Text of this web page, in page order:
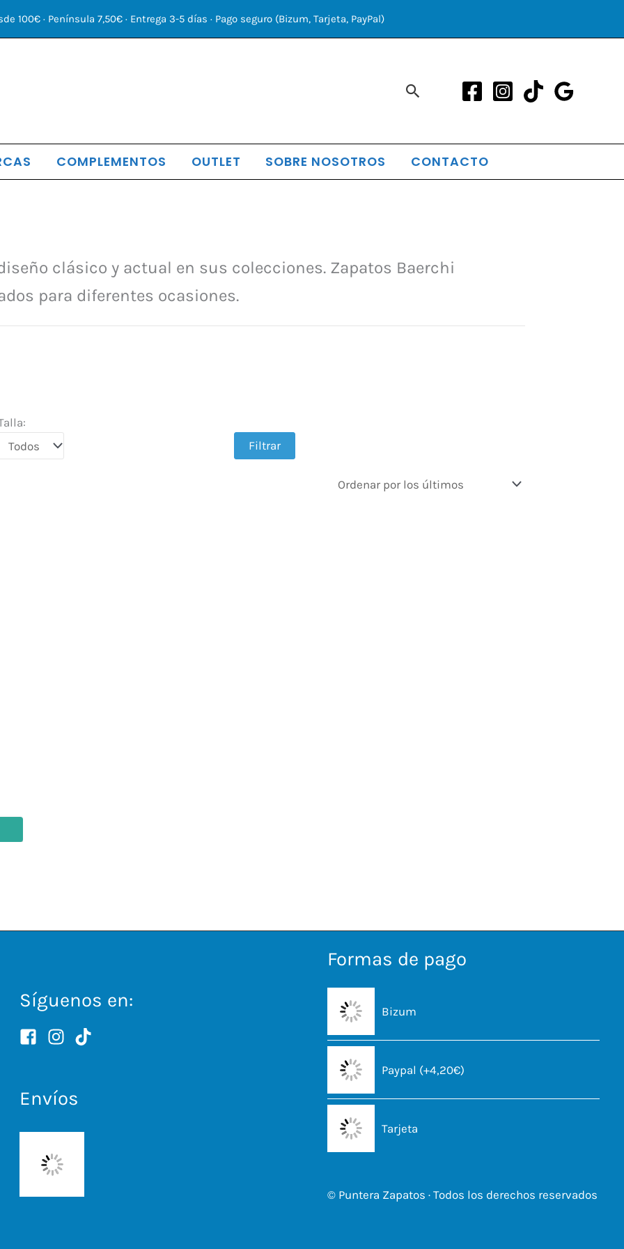
100€ · Península 7,50€ · Entrega 3-5 días · Pago seguro (Bizum, Tarjeta, PayPal)
Buscar
COMPLEMENTOS OUTLET SOBRE NOSOTROS CONTACTO
clásico y actual en sus colecciones. Zapatos Baerchi
para diferentes ocasiones.
Filtrar
Síguenos en:
Envíos
Formas de pago
Bizum
Paypal (+4,20€)
Tarjeta
© Puntera Zapatos · Todos los derechos reservados